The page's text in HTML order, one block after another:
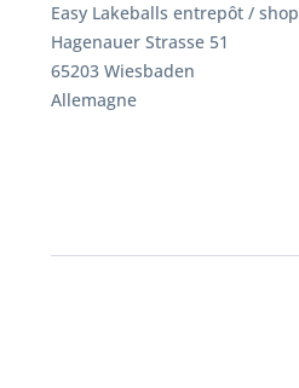
Easy Lakeballs entrepôt / shop
Hagenauer Strasse 51
65203 Wiesbaden
Allemagne